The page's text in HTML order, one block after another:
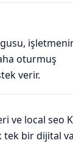
oturmuş
verir.
ve local seo
bir dijital